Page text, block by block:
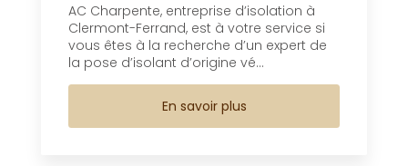
AC Charpente, entreprise d’isolation à
Clermont-Ferrand, est à votre service si
vous êtes à la recherche d’un expert de
la pose d’isolant d’origine vé...
En savoir plus